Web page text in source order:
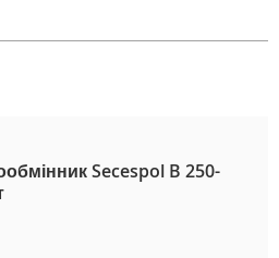
Secespol B 250-